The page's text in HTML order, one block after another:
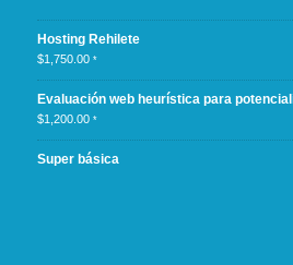
Hosting Rehilete
$1,750.00 *
Evaluación web heurística para
$1,200.00 *
Super básica